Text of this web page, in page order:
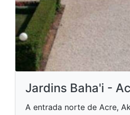
Jardins Baha'i -
A entrada norte de Acre,